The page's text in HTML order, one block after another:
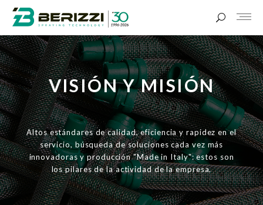
VISIÓN Y MISIÓN
Altos estándares de calidad, eficiencia y rapidez en el
servicio, búsqueda de soluciones cada vez más
innovadoras y producción "Made in Italy": estos son
los pilares de la actividad de la empresa.